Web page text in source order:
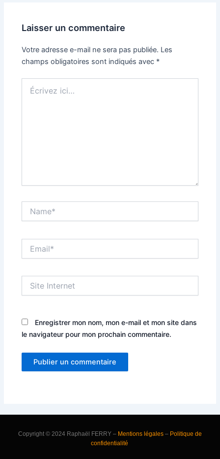
Laisser un commentaire
Votre adresse e-mail ne sera pas publiée. Les
champs obligatoires sont indiqués avec *
ici…
Internet
Enregistrer mon nom, mon e-mail et mon site dans
le navigateur pour mon prochain commentaire.
Copyright © 2024 Raphaël FERRY – Mentions légales – Politique de
confidentialité